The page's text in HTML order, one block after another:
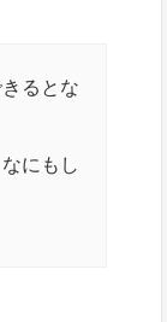
るとな
にもし